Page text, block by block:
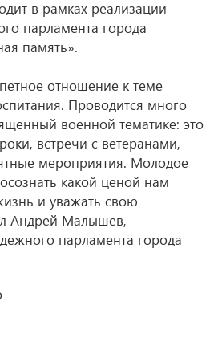
в рамках реализации
парламента города
память».
отношение к теме
Проводится много
военной тематике: это
встречи с ветеранами,
мероприятия. Молодое
какой ценой нам
и уважать свою
Андрей Малышев,
парламента города